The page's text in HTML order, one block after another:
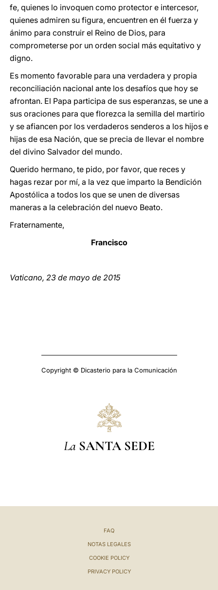
fe, quienes lo invoquen como protector e intercesor,
quienes admiren su figura, encuentren en él fuerza y
ánimo para construir el Reino de Dios, para
comprometerse por un orden social más equitativo y
digno.
Es momento favorable para una verdadera y propia
reconciliación nacional ante los desafíos que hoy se
afrontan. El Papa participa de sus esperanzas, se une a
sus oraciones para que florezca la semilla del martirio
y se afiancen por los verdaderos senderos a los hijos e
hijas de esa Nación, que se precia de llevar el nombre
del divino Salvador del mundo.
Querido hermano, te pido, por favor, que reces y
hagas rezar por mí, a la vez que imparto la Bendición
Apostólica a todos los que se unen de diversas
maneras a la celebración del nuevo Beato.
Fraternamente,
Francisco
Vaticano, 23 de mayo de 2015
Copyright © Dicasterio para la Comunicación
La SANTA SEDE
FAQ
NOTAS LEGALES
COOKIE POLICY
PRIVACY POLICY